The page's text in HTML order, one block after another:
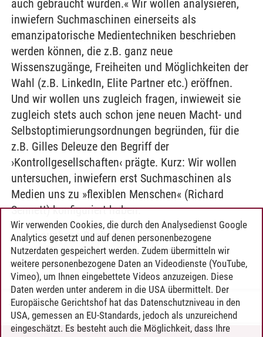
auch gebraucht wurden.« Wir wollen analysieren,
inwiefern Suchmaschinen einerseits als
emanzipatorische Medientechniken beschrieben
werden können, die z.B. ganz neue
Wissenszugänge, Freiheiten und Möglichkeiten der
Wahl (z.B. LinkedIn, Elite Partner etc.) eröffnen.
Und wir wollen uns zugleich fragen, inwieweit sie
zugleich stets auch schon jene neuen Macht- und
Selbstoptimierungsordnungen begründen, für die
z.B. Gilles Deleuze den Begriff der
›Kontrollgesellschaften‹ prägte. Kurz: Wir wollen
untersuchen, inwiefern erst Suchmaschinen als
Medien uns zu »flexiblen Menschen« (Richard
Sennett) konfiguriert haben.
Leuphana Bachelor-Major
Kulturwissenschaften-Medientechnik
Timo Leder/30.06.2024
Wir verwenden Cookies, die durch den Analysedienst Google
Analytics gesetzt und auf denen personenbezogene
Nutzerdaten gespeichert werden. Zudem übermitteln wir
weitere personenbezogene Daten an Videodienste (YouTube,
Vimeo), um Ihnen eingebettete Videos anzuzeigen. Diese
Daten werden unter anderem in die USA übermittelt. Der
Europäische Gerichtshof hat das Datenschutzniveau in den
USA, gemessen an EU-Standards, jedoch als unzureichend
eingeschätzt. Es besteht auch die Möglichkeit, dass Ihre